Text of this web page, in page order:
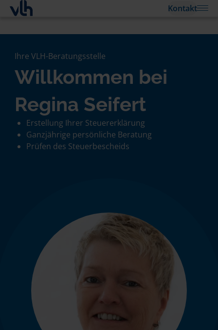
Kontakt
Ihre VLH-Beratungsstelle
Willkommen bei
Regina Seifert
Erstellung Ihrer Steuererklärung
Ganzjährige persönliche Beratung
Prüfen des Steuerbescheids